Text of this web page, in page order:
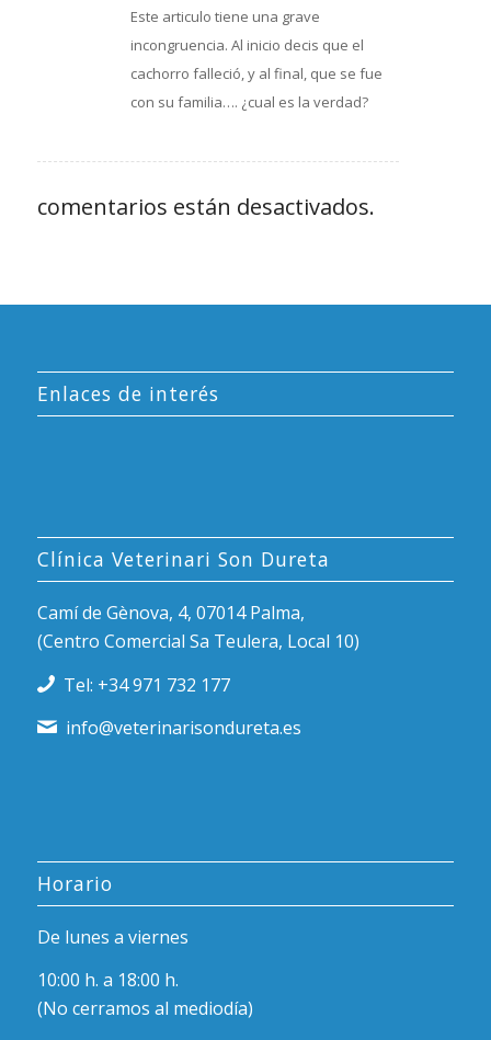
Este articulo tiene una grave
incongruencia. Al inicio decis que el
cachorro falleció, y al final, que se fue
con su familia…. ¿cual es la verdad?
comentarios están desactivados.
Enlaces de interés
Clínica Veterinari Son Dureta
Camí de Gènova, 4, 07014 Palma,
(Centro Comercial Sa Teulera, Local 10)
Tel: +34 971 732 177
info@veterinarisondureta.es
Horario
De lunes a viernes
10:00 h. a 18:00 h.
(No cerramos al mediodía)